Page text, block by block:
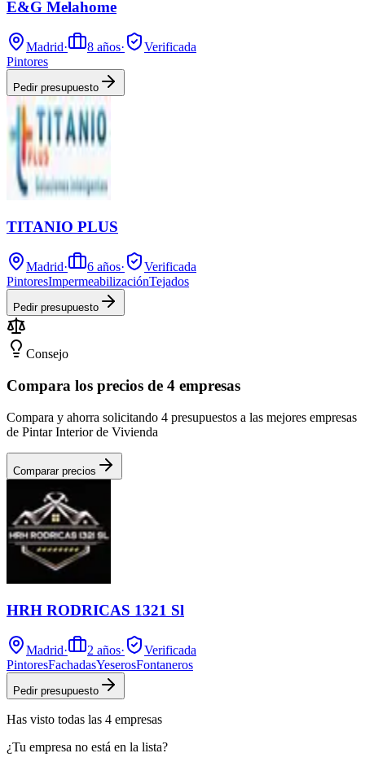
E&G Melahome
Madrid· 8 años·
Verificada
Pintores
Pedir presupuesto
TITANIO PLUS
Madrid· 6 años·
Verificada
PintoresImpermeabilizaciónTejados
Pedir presupuesto
Consejo
Compara los precios de 4 empresas
Compara y ahorra solicitando 4 presupuestos a las mejores empresas
de Pintar Interior de Vivienda
Comparar precios
HRH RODRICAS 1321 Sl
Madrid· 2 años·
Verificada
PintoresFachadasYeserosFontaneros
Pedir presupuesto
Has visto todas las 4 empresas
¿Tu empresa no está en la lista?